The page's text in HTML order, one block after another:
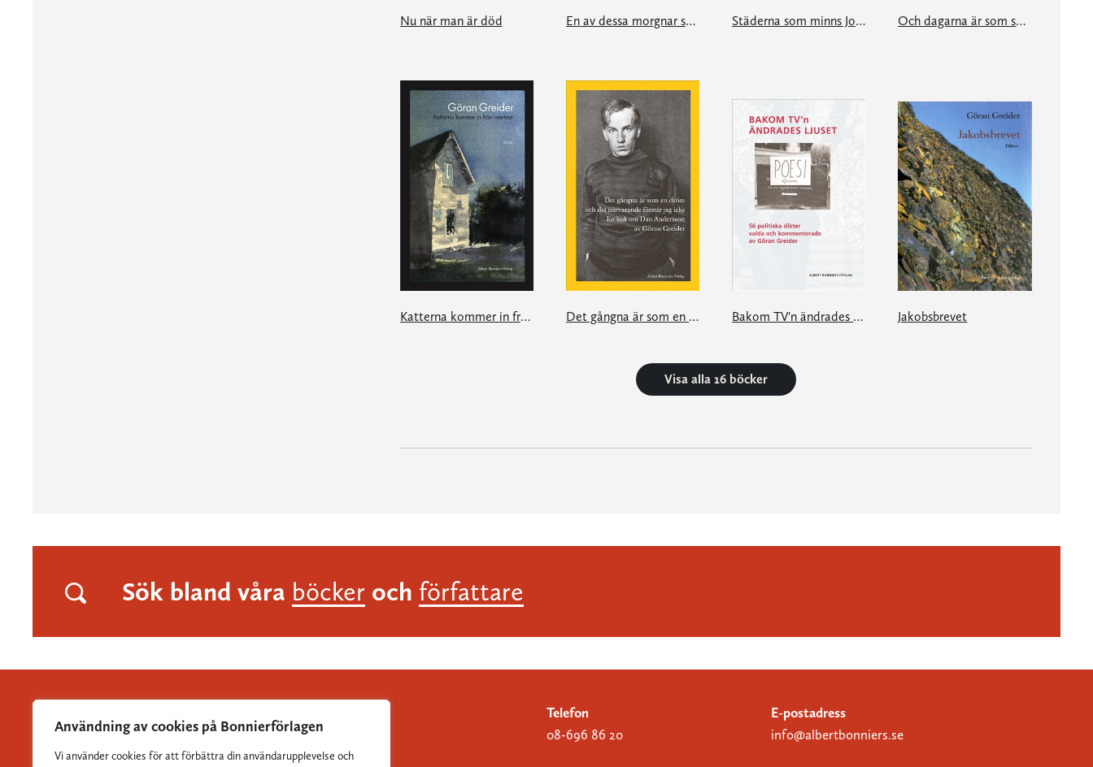
Användning av cookies på Bonnierförlagen
Vi använder cookies för att förbättra din användarupplevelse och
Nu när man är död En av dessa morgnar ska du stiga upp sjungande Städerna som minns Joe Hill Och dagarna är som små sekler
Katterna kommer in från mörkret Det gångna är som en dröm och det närvarande förstår jag icke Bakom TV'n ändrades ljuset Jakobsbrevet
Visa alla 16 böcker
Sök bland våra böcker och författare
Telefon
08-696 86 20
E-postadress
info@albertbonniers.se